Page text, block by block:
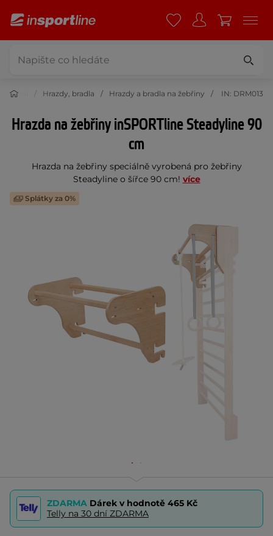
Hrazdy, bradla Hrazdy a bradla na žebřiny IN: DRM013
Hrazda na žebřiny inSPORTline Steadyline 90
cm
Hrazda na žebřiny speciálně vyrobená pro žebřiny
Steadyline o šířce 90 cm! více
Splátky za 0%
ZDARMA Dárek v hodnotě 465 Kč
Telly na 30 dní ZDARMA